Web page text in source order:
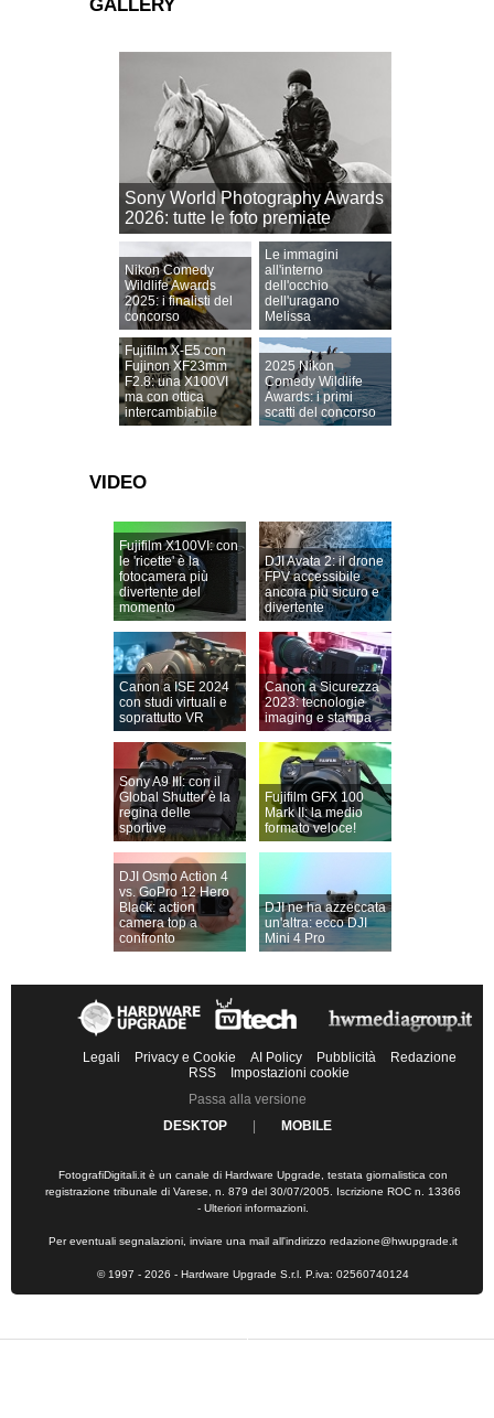
GALLERY
Sony World Photography Awards
2026: tutte le foto premiate
Nikon Comedy
Wildlife Awards
2025: i finalisti del
concorso
Le immagini
all'interno
dell'occhio
dell'uragano
Melissa
Fujifilm X-E5 con
Fujinon XF23mm
F2.8: una X100VI
ma con ottica
intercambiabile
2025 Nikon
Comedy Wildlife
Awards: i primi
scatti del concorso
VIDEO
Fujifilm X100VI: con
le 'ricette' è la
fotocamera più
divertente del
momento
DJI Avata 2: il drone
FPV accessibile
ancora più sicuro e
divertente
Canon a ISE 2024
con studi virtuali e
soprattutto VR
Canon a Sicurezza
2023: tecnologie
imaging e stampa
Sony A9 III: con il
Global Shutter è la
regina delle
sportive
Fujifilm GFX 100
Mark II: la medio
formato veloce!
DJI Osmo Action 4
vs. GoPro 12 Hero
Black: action
camera top a
confronto
DJI ne ha azzeccata
un'altra: ecco DJI
Mini 4 Pro
Legali Privacy e Cookie AI Policy Pubblicità
Redazione
RSS
Impostazioni cookie
Passa alla versione
DESKTOP
MOBILE
FotografiDigitali.it è un canale di Hardware Upgrade, testata giornalistica con
registrazione tribunale di Varese, n. 879 del 30/07/2005. Iscrizione ROC n. 13366
- Ulteriori informazioni.
Per eventuali segnalazioni, inviare una mail all'indirizzo redazione@hwupgrade.it
© 1997 - 2026 - Hardware Upgrade S.r.l. P.iva: 02560740124